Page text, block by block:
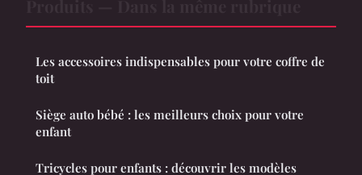
Les accessoires indispensables pour votre coffre de
toit
Siège auto bébé : les meilleurs choix pour votre
enfant
Tricycles pour enfants : découvrir les modèles